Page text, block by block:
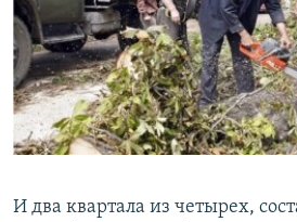
И два квартала из четырех,